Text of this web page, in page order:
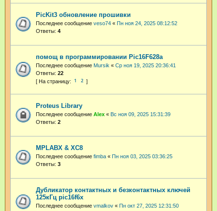
PicKit3 обновление прошивки
Последнее сообщение veso74 « Пн ноя 24, 2025 08:12:52
Ответы: 4
помощ в программировании Pic16F628a
Последнее сообщение Mursik « Ср ноя 19, 2025 20:36:41
Ответы: 22
1 2
Proteus Library
Последнее сообщение Аlex « Вс ноя 09, 2025 15:31:39
Ответы: 2
MPLABX & XC8
Последнее сообщение fimba « Пн ноя 03, 2025 03:36:25
Ответы: 3
Дубликатор контактных и безконтактных ключей
125кГц pic16f6x
Последнее сообщение vmalkov « Пн окт 27, 2025 12:31:50